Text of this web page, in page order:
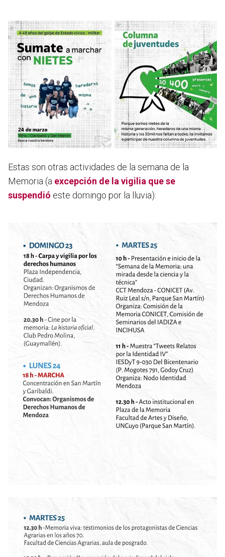
Estas son otras actividades de la semana de la
Memoria (a excepción de la vigilia que se
suspendió este domingo por la lluvia):